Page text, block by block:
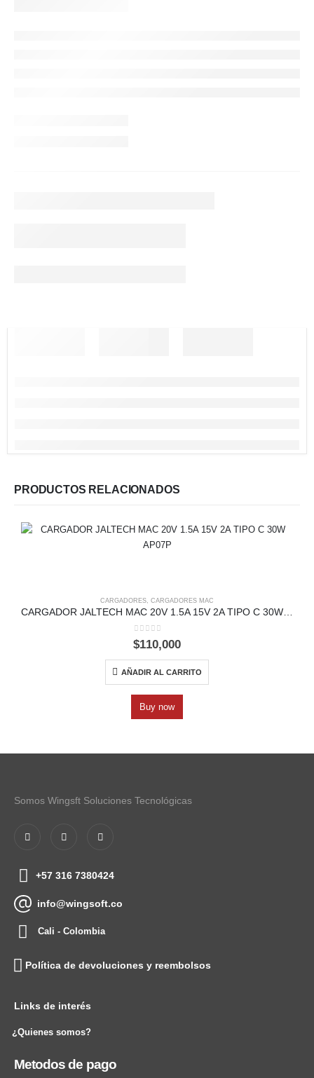
PRODUCTOS RELACIONADOS
CARGADORES, CARGADORES MAC
CARGADOR JALTECH MAC 20V 1.5A 15V 2A TIPO C 30W AP07P
0out of 5
$110,000
AÑADIR AL CARRITO
Buy now
Somos Wingsft Soluciones Tecnológicas
+57 316 7380424
info@wingsoft.co
Cali - Colombia
Política de devoluciones y reembolsos
Links de interés
¿Quienes somos?
Metodos de pago